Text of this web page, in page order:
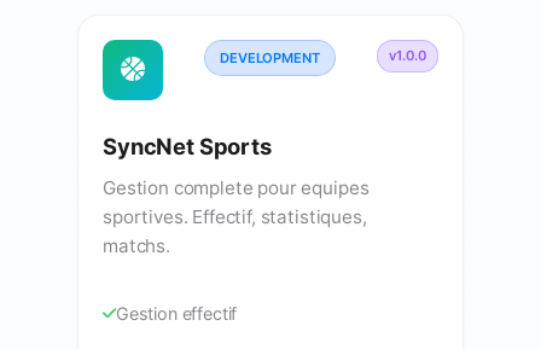
DEVELOPMENT v1.0.0
SyncNet Sports
Gestion complete pour equipes
sportives. Effectif, statistiques,
matchs.
Gestion effectif